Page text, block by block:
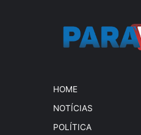
HOME
NOTÍCIAS
POLÍTICA